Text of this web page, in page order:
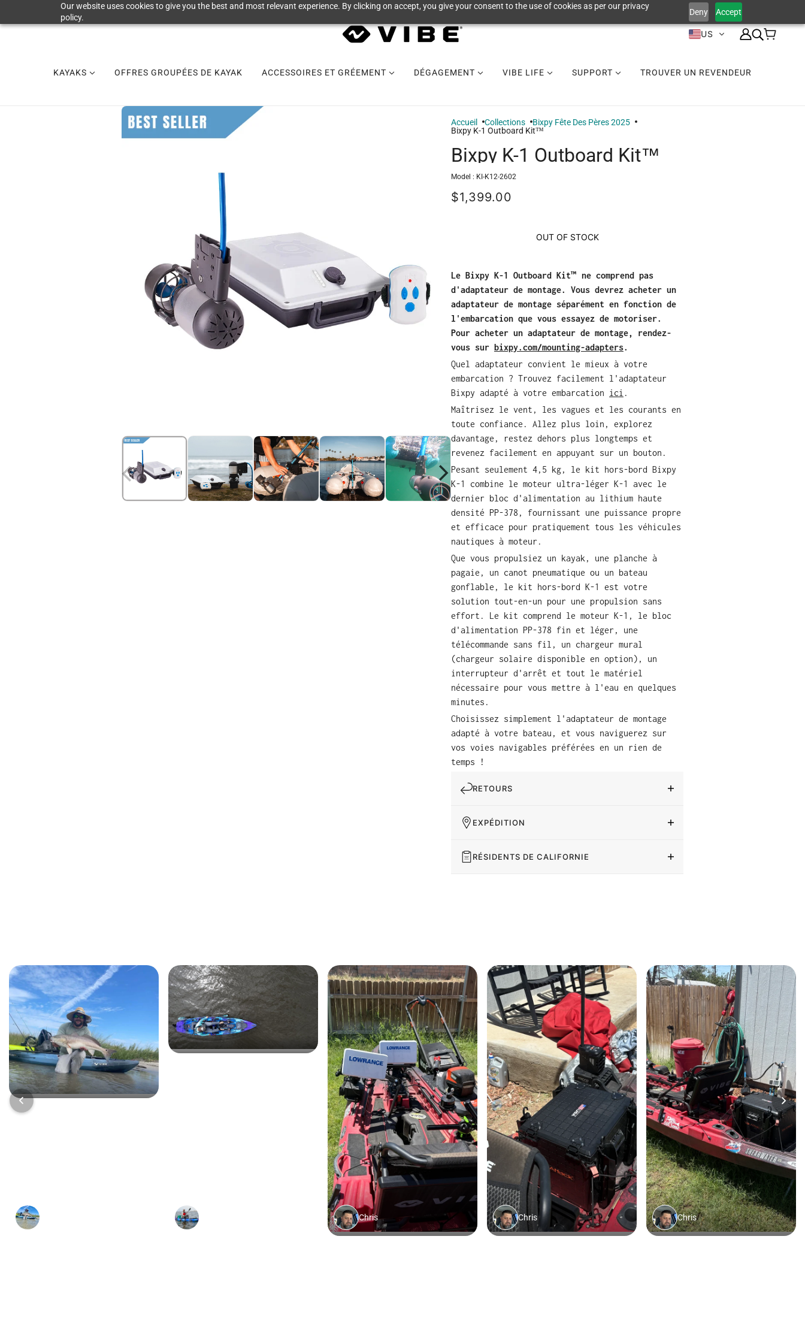
Our website uses cookies to give you the best and most relevant experience. By clicking on accept, you give your consent to the use of cookies as per our privacy
policy.
Deny Accept
US
KAYAKS OFFRES GROUPÉES DE KAYAK ACCESSOIRES ET GRÉEMENT DÉGAGEMENT VIBE LIFE SUPPORT TROUVER UN REVENDEUR
Accueil Collections
Bixpy Fête Des Pères 2025
Bixpy K-1 Outboard Kit™
Bixpy K-1 Outboard Kit™
Model : KI-K12-2602
$1,399.00
OUT OF STOCK
Le Bixpy K-1 Outboard Kit™ ne comprend pas
d'adaptateur de montage. Vous devrez acheter un
adaptateur de montage séparément en fonction de
l'embarcation que vous essayez de motoriser.
Pour acheter un adaptateur de montage, rendez-
vous sur bixpy.com/mounting-adapters.
Quel adaptateur convient le mieux à votre
embarcation ? Trouvez facilement l'adaptateur
Bixpy adapté à votre embarcation ici .
Maîtrisez le vent, les vagues et les courants en
toute confiance. Allez plus loin, explorez
davantage, restez dehors plus longtemps et
revenez facilement en appuyant sur un bouton.
Pesant seulement 4,5 kg, le kit hors-bord Bixpy
K-1 combine le moteur ultra-léger K-1 avec le
dernier bloc d'alimentation au lithium haute
densité PP-378, fournissant une puissance propre
et efficace pour pratiquement tous les véhicules
nautiques à moteur.
Que vous propulsiez un kayak, une planche à
pagaie, un canot pneumatique ou un bateau
gonflable, le kit hors-bord K-1 est votre
solution tout-en-un pour une propulsion sans
effort. Le kit comprend le moteur K-1, le bloc
d'alimentation PP-378 fin et léger, une
télécommande sans fil, un chargeur mural
(chargeur solaire disponible en option), un
interrupteur d'arrêt et tout le matériel
nécessaire pour vous mettre à l'eau en quelques
minutes.
Choisissez simplement l'adaptateur de montage
adapté à votre bateau, et vous naviguerez sur
vos voies navigables préférées en un rien de
temps !
RETOURS
EXPÉDITION
RÉSIDENTS DE CALIFORNIE